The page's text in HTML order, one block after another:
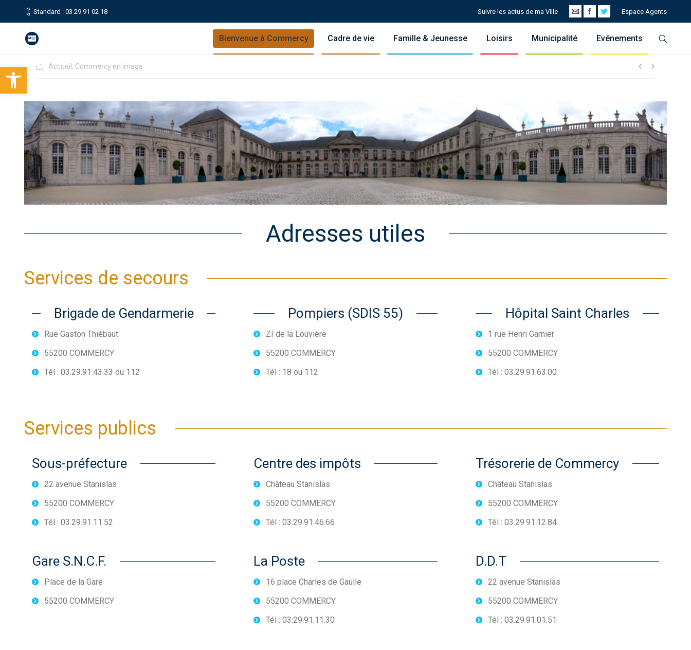
Ouvrir la barre d’outils
Standard : 03 29 91 02 18 Suivre les actus de ma Ville Espace Agents
Bienvenue à Commercy Cadre de vie Famille & Jeunesse Loisirs Municipalité Evénements
Accueil , Commercy en image
Adresses utiles
Services de secours
Brigade de Gendarmerie
Rue Gaston Thiébaut
55200 COMMERCY
Tél : 03.29.91.43.33 ou 112
Pompiers (SDIS 55)
ZI de la Louvière
55200 COMMERCY
Tél : 18 ou 112
Hôpital Saint Charles
1 rue Henri Garnier
55200 COMMERCY
Tél : 03.29.91.63.00
Services publics
Sous-préfecture
22 avenue Stanislas
55200 COMMERCY
Tél : 03.29.91.11.52
Centre des impôts
Château Stanislas
55200 COMMERCY
Tél : 03.29.91.46.66
Trésorerie de Commercy
Château Stanislas
55200 COMMERCY
Tél : 03.29.91.12.84
Gare S.N.C.F.
Place de la Gare
55200 COMMERCY
La Poste
16 place Charles de Gaulle
55200 COMMERCY
Tél : 03.29.91.11.30
D.D.T
22 avenue Stanislas
55200 COMMERCY
Tél : 03.29.91.01.51